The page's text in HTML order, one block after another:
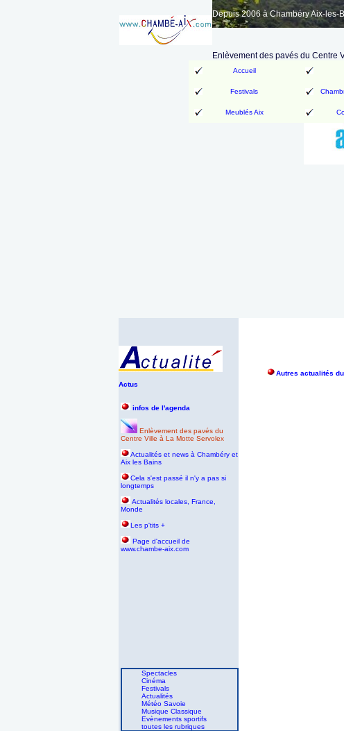
Depuis 2006 à Chambéry Aix-les-
Enlèvement des pavés du Centre
Accueil
Festivals
Meublés Aix
Actus
Autres actualités
infos de l'agenda
Enlèvement des pavés du
Centre Ville à La Motte Servolex
Actualités et news à Chambéry et
Aix les Bains
Cela s'est passé il n'y a pas si
longtemps
Actualités locales, France,
Monde
Les p'tits +
Page d'accueil de
www.chambe-aix.com
Spectacles
Cinéma
Festivals
Actualités
Météo Savoie
Musique Classique
Evènements sportifs
toutes les rubriques